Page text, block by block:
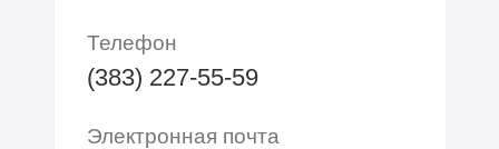
Телефон
(383) 227-55-59
Электронная почта